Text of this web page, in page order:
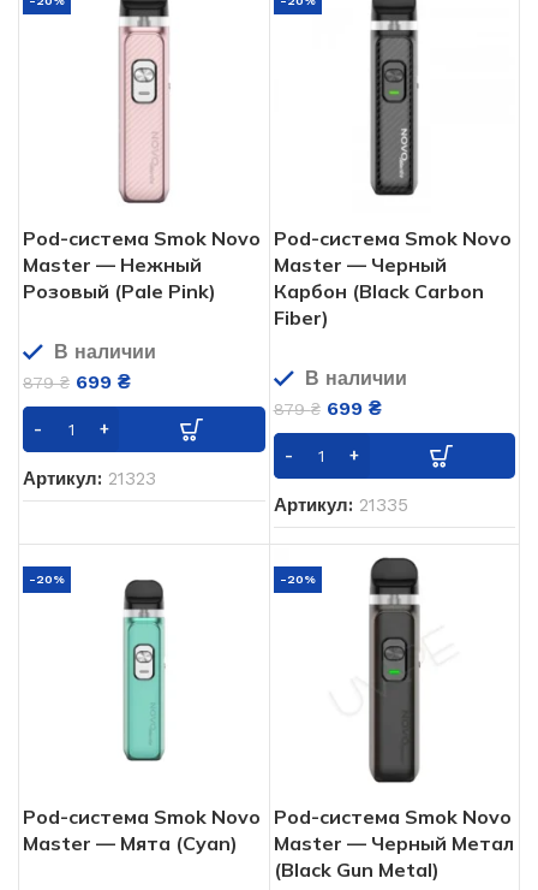
Pod-система Smok Novo
Master — Нежный
Розовый (Pale Pink)
В наличии
879₴ 699 ₴
Артикул: 21323
Pod-система Smok Novo
Master — Черный
Карбон (Black Carbon
Fiber)
В наличии
879₴ 699 ₴
Артикул: 21335
-20%
Pod-система Smok Novo
Master — Мята (Cyan)
-20%
Pod-система Smok Novo
Master — Черный Метал
(Black Gun Metal)